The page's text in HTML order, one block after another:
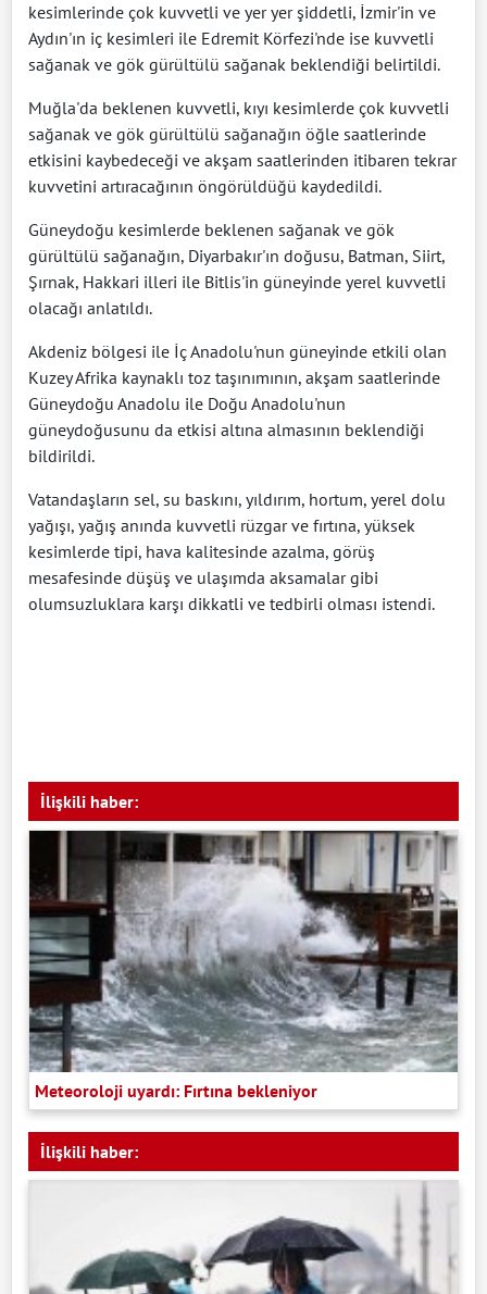
kesimlerinde çok kuvvetli ve yer yer şiddetli, İzmir'in ve
Aydın'ın iç kesimleri ile Edremit Körfezi'nde ise kuvvetli
sağanak ve gök gürültülü sağanak beklendiği belirtildi.
Muğla'da beklenen kuvvetli, kıyı kesimlerde çok kuvvetli
sağanak ve gök gürültülü sağanağın öğle saatlerinde
etkisini kaybedeceği ve akşam saatlerinden itibaren tekrar
kuvvetini artıracağının öngörüldüğü kaydedildi.
Güneydoğu kesimlerde beklenen sağanak ve gök
gürültülü sağanağın, Diyarbakır'ın doğusu, Batman, Siirt,
Şırnak, Hakkari illeri ile Bitlis'in güneyinde yerel kuvvetli
olacağı anlatıldı.
Akdeniz bölgesi ile İç Anadolu'nun güneyinde etkili olan
Kuzey Afrika kaynaklı toz taşınımının, akşam saatlerinde
Güneydoğu Anadolu ile Doğu Anadolu'nun
güneydoğusunu da etkisi altına almasının beklendiği
bildirildi.
Vatandaşların sel, su baskını, yıldırım, hortum, yerel dolu
yağışı, yağış anında kuvvetli rüzgar ve fırtına, yüksek
kesimlerde tipi, hava kalitesinde azalma, görüş
mesafesinde düşüş ve ulaşımda aksamalar gibi
olumsuzluklara karşı dikkatli ve tedbirli olması istendi.
İlişkili haber:
Meteoroloji uyardı: Fırtına bekleniyor
İlişkili haber: